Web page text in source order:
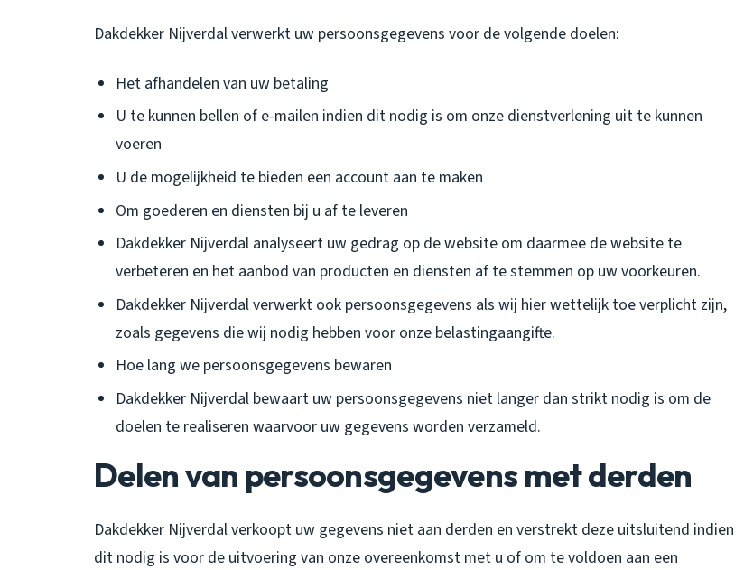
Dakdekker Nijverdal verwerkt uw persoonsgegevens voor de volgende doelen:
Het afhandelen van uw betaling
U te kunnen bellen of e-mailen indien dit nodig is om onze dienstverlening uit te kunnen
voeren
U de mogelijkheid te bieden een account aan te maken
Om goederen en diensten bij u af te leveren
Dakdekker Nijverdal analyseert uw gedrag op de website om daarmee de website te
verbeteren en het aanbod van producten en diensten af te stemmen op uw voorkeuren.
Dakdekker Nijverdal verwerkt ook persoonsgegevens als wij hier wettelijk toe verplicht zijn,
zoals gegevens die wij nodig hebben voor onze belastingaangifte.
Hoe lang we persoonsgegevens bewaren
Dakdekker Nijverdal bewaart uw persoonsgegevens niet langer dan strikt nodig is om de
doelen te realiseren waarvoor uw gegevens worden verzameld.
Delen van persoonsgegevens met derden
Dakdekker Nijverdal verkoopt uw gegevens niet aan derden en verstrekt deze uitsluitend indien
dit nodig is voor de uitvoering van onze overeenkomst met u of om te voldoen aan een